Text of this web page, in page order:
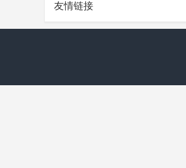
友情链接